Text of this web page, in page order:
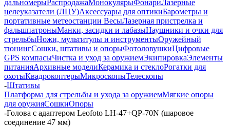
дальномерыРаспродажаМонокулярыФонариЛазерные
целеуказатели (ЛЦУ)Аксессуары для оптикиБарометры и
портативные метеостанции ВесыЛазерная пристрелка и
фальшпатроныМанки, засидки и лабазыНаушники и очки для
стрельбыНожи, мультитулы и инструментыОружейный
тюнингСошки, штативы и опорыФотоловушкиЦифровые
GPS компасыЧистка и уход за оружиемЭкипировкаЭлементы
питанияАрхивные моделиКерамика и стеклоРогатки для
охотыКвадрокоптерыМикроскопыТелескопы
-Штативы
Платформа для стрельбы и ухода за оружиемМягкие опоры
для оружияСошкиОпоры
-Голова с адаптером Leofoto LH-47+QP-70N (шаровое
соединение 47 мм)